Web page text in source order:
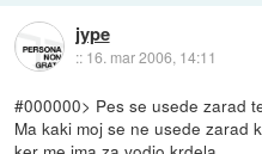
jype
:: 16. mar 2006, 14:11
#000000> Pes se usede zarad
Ma kaki moj se ne usede zarad